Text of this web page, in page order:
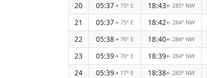
20
05:37↑ 75° E 18:43↑ 285° NW
21
05:37↑ 75° E 18:42↑ 284° NW
22
05:38↑ 76° E 18:40↑ 284° NW
23
05:39↑ 76° E 18:39↑ 284° NW
24
05:39↑ 77° E 18:38↑ 283° NW